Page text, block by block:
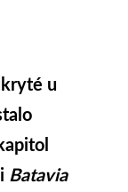
u
Batavia